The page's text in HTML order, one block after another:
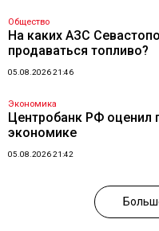
Общество
На каких АЗС
продаваться топливо?
05.08.2026 21:46
Экономика
Центробанк РФ оценил
экономике
05.08.2026 21:42